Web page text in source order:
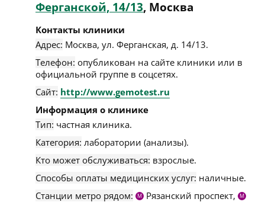
Ферганской, 14/13, Москва
Контакты клиники
Адрес: Москва, ул. Ферганская, д. 14/13.
Телефон: опубликован на сайте клиники или в
официальной группе в соцсетях.
Сайт: http://www.gemotest.ru
Информация о клинике
Тип: частная клиника.
Категория: лаборатории (анализы).
Кто может обслуживаться: взрослые.
Способы оплаты медицинских услуг: наличные.
Станции метро рядом:
М Рязанский проспект, М